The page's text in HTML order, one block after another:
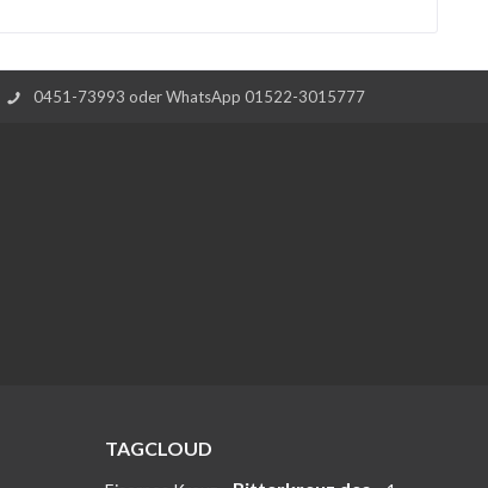
0451-73993 oder WhatsApp 01522-3015777
TAGCLOUD